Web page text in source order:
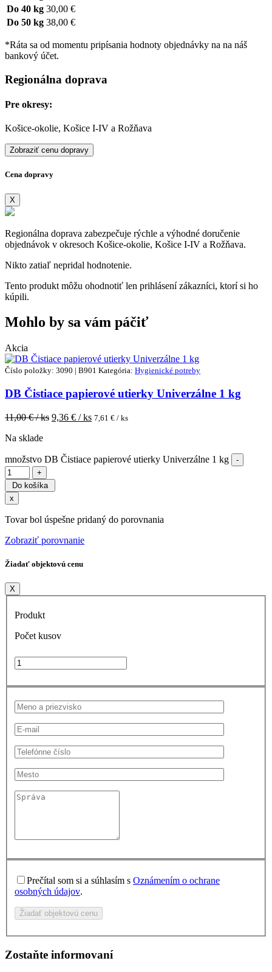
Do 40 kg 30,00 €
Do 50 kg 38,00 €
*Ráta sa od momentu pripísania hodnoty objednávky na na náš
bankový účet.
Regionálna doprava
Pre okresy:
Košice-okolie, Košice I-IV a Rožňava
Zobraziť cenu dopravy
Cena dopravy
X
Regionálna doprava zabezpečuje rýchle a výhodné doručenie
objednávok v okresoch Košice-okolie, Košice I-IV a Rožňava.
Nikto zatiaľ nepridal hodnotenie.
Tento produkt môžu ohodnotiť len prihlásení zákazníci, ktorí si ho
kúpili.
Mohlo by sa vám páčiť
Akcia
Číslo položky: 3090 | B901 Kategória: Hygienické potreby
DB Čistiace papierové utierky Univerzálne 1 kg
11,00€ / ks 9,36 € / ks 7,61 € / ks
Na sklade
množstvo DB Čistiace papierové utierky Univerzálne 1 kg
Do košíka
x
Tovar bol úspešne pridaný do porovnania
Zobraziť porovnanie
Žiadať objektovú cenu
X
Produkt
Počet kusov
Prečítal som si a súhlasím s Oznámením o ochrane
osobných údajov.
Žiadať objektovú cenu
Zostaňte informovaní